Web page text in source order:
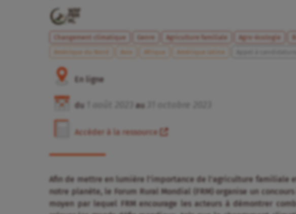
Changement climatique Genre Agriculture familiale Agro-écologie
Amérique du Nord
Asie Afrique Amérique latine
En ligne
du au
Accéder à la ressource
Afin de mettre en lumière l’importance de l’agriculture familiale
notre planète, le Forum Rural Mondial (FRM) organise un
moyen par lequel FRM encourage les acteurs à démontrer